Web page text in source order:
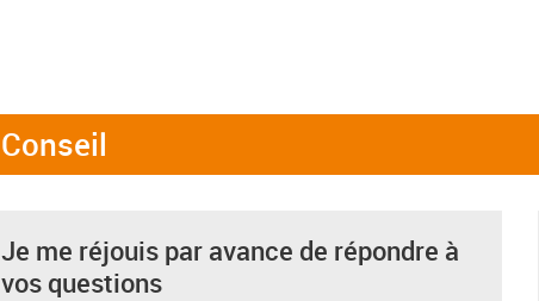
Conseil
Je me réjouis par avance de répondre à
vos questions